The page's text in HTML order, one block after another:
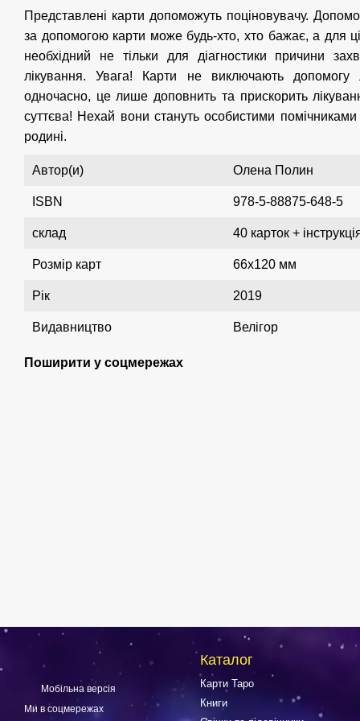
Представлені карти допоможуть поціновувачу.
за допомогою карти може будь-хто, хто бажає, а для
необхідний не тільки для діагностики причини
лікування. Увага! Карти не виключають допомогу
одночасно, це лише доповнить та прискорить
суттєва! Нехай вони стануть особистими помічниками
родині.
Автор(и) Олена Полин
ISBN 978-5-88875-648-5
склад 40 карток +
Розмір карт 66х120 мм
Рік 2019
Видавництво Велігор
Поширити у соцмережах
Мобільна версія
Ми в соцмережах
Каталог
Карти Таро
Книги